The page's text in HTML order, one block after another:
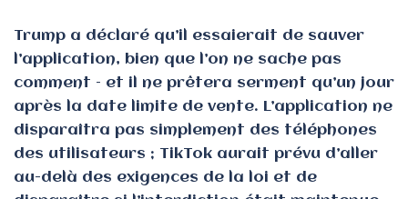
Trump a déclaré qu’il essaierait de sauver
l’application, bien que l’on ne sache pas
comment – ​​et il ne prêtera serment qu’un jour
après la date limite de vente. L’application ne
disparaîtra pas simplement des téléphones
des utilisateurs ; TikTok aurait prévu d’aller
au-delà des exigences de la loi et de